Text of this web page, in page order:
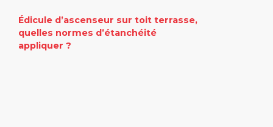
Édicule d’ascenseur sur toit terrasse,
quelles normes d’étanchéité
appliquer ?